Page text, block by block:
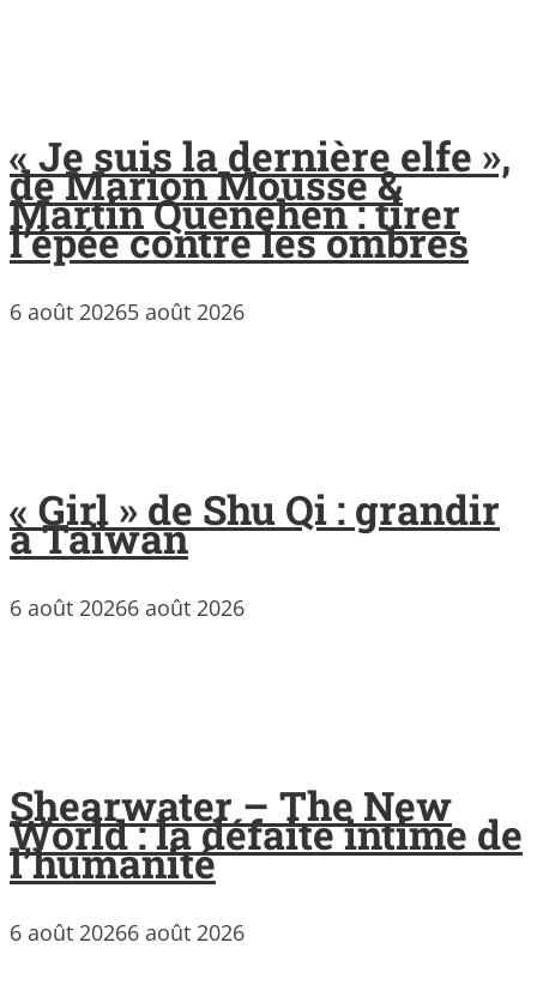
« Je suis la dernière elfe »,
de Marion Mousse &
Martin Quenehen : tirer
l’épée contre les ombres
6 août 20265 août 2026
« Girl » de Shu Qi : grandir
à Taïwan
6 août 20266 août 2026
Shearwater – The New
World : la défaite intime de
l’humanité
6 août 20266 août 2026